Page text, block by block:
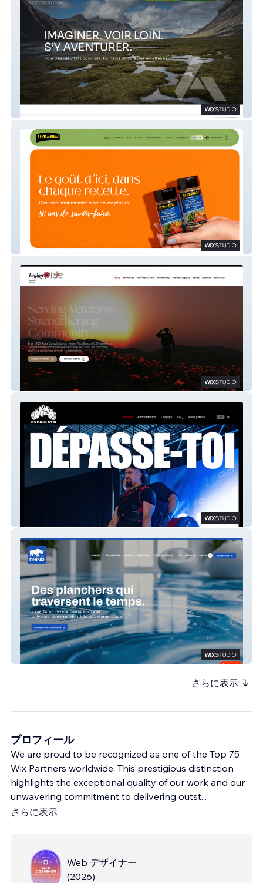
El-Ma-Mia
JP Legion
NORDYK GYM STUDIO
Les Revêtements Rhino
さらに表示
プロフィール
We are proud to be recognized as one of the Top 75
Wix Partners worldwide. This prestigious distinction
highlights the exceptional quality of our work and our
unwavering commitment to delivering outst...
さらに表示
Web デザイナー
(2026)